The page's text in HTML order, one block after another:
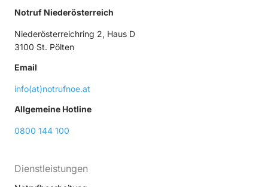
Notruf Niederösterreich
Niederösterreichring 2, Haus D
3100 St. Pölten
Email
info(at)notrufnoe.at
Allgemeine Hotline
0800 144 100
Dienstleistungen